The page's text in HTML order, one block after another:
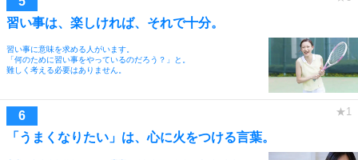
習い事は、楽しければ、それで十分。
習い事に意味を求める人がいます。
「何のために習い事をやっているのだろう？」と。
難しく考える必要はありません。
「うまくなりたい」は、心に火をつける言葉。